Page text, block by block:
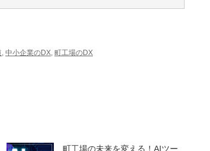
, 中小企業のDX, 町工場のDX
町工場の未来を変える！AIツー